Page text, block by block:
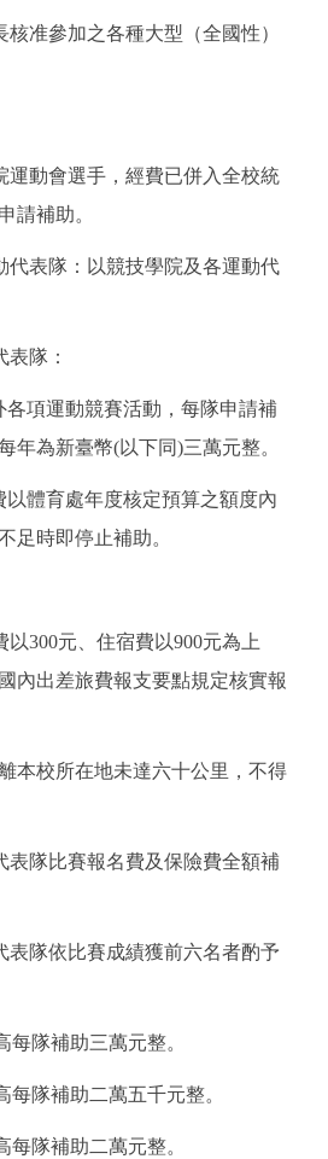
核准參加之各種大型（全國性）
運動會選手，經費已併入全校統
請補助。
代表隊：以競技學院及各運動代
隊：
各項運動競賽活動，每隊申請補
年為新臺幣(以下同)三萬元整。
以體育處年度核定預算之額度內
足時即停止補助。
以300元、住宿費以900元為上
內出差旅費報支要點規定核實報
本校所在地未達六十公里，不得
表隊比賽報名費及保險費全額補
表隊依比賽成績獲前六名者酌予
每隊補助三萬元整。
每隊補助二萬五千元整。
每隊補助二萬元整。